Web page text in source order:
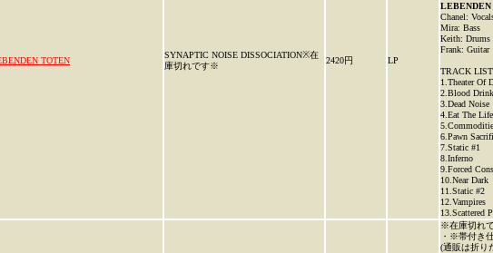
TOTEN
SYNAPTIC NOISE DISSOCIATION※在
庫切れです※
2420円 LP
Chanel:
Mira: Bass
Keith: Drums
Frank: Guitar
TRACK
1.Theater Of
2.Blood
3.Dead Noise
4.Eat The Life
6.Pawn
7.Static #1
8.Inferno
9.Forced
10.Near Dark
11.Static #2
12.Vampires
13.Scattered
※在庫切れ
・※帯付き
(通販は折り